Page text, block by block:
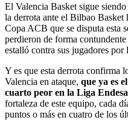
El Valencia Basket sigue
la derrota ante el Bilbao Basket
Copa ACB que se disputa esta
perdieron de forma
estalló contra sus jugadores por
Y es que esta derrota confirma
Valencia en ataque, que ya es
cuarto peor en la Liga Endesa
fortaleza de este equipo, cada
puntos o más en cuatro de los